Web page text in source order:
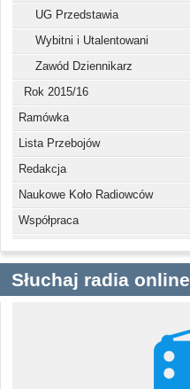
UG Przedstawia
Wybitni i Utalentowani
Zawód Dziennikarz
Rok 2015/16
Ramówka
Lista Przebojów
Redakcja
Naukowe Koło Radiowców
Współpraca
Słuchaj radia online